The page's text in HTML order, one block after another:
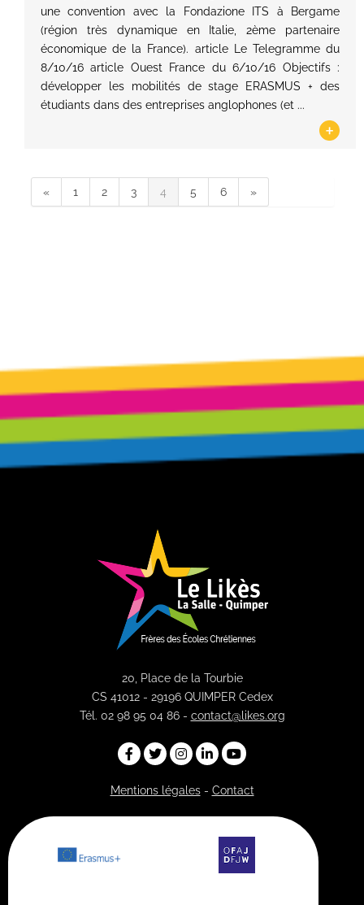
une convention avec la Fondazione ITS à Bergame
(région très dynamique en Italie, 2ème partenaire
économique de la France). article Le Telegramme du
8/10/16 article Ouest France du 6/10/16 Objectifs :
développer les mobilités de stage ERASMUS + des
étudiants dans des entreprises anglophones (et ...
+
« 1 2 3 4 5 6 »
20, Place de la Tourbie
CS 41012 - 29196 QUIMPER Cedex
Tél. 02 98 95 04 86 - contact@likes.org
Mentions légales- Contact